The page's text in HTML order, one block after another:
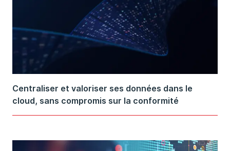
Centraliser et valoriser ses données dans le
cloud, sans compromis sur la conformité